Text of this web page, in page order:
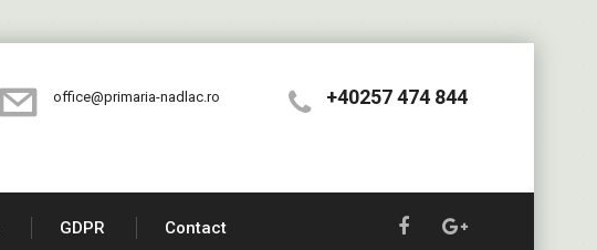
+40257 474 844
office@primaria-nadlac.ro
GDPR Contact